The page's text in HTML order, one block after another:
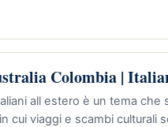
Colombia |
all estero è un tema che
cui viaggi e scambi culturali